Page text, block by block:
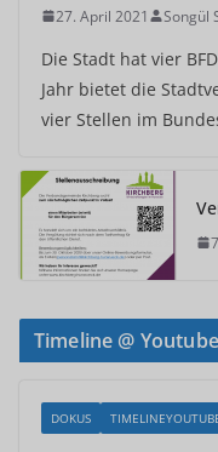
27. April 2021 Songül
Die Stadt hat vier
Jahr bietet die
vier Stellen im
Timeline @ Youtube
DOKUS